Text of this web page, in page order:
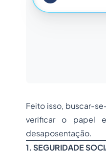
Feito isso, buscar-
verificar o papel
desaposentação.
1. SEGURIDADE